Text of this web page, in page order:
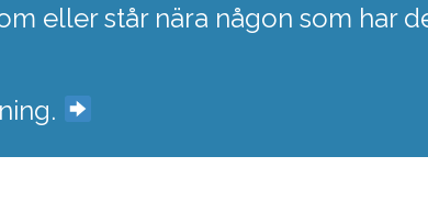
eller står nära någon som har